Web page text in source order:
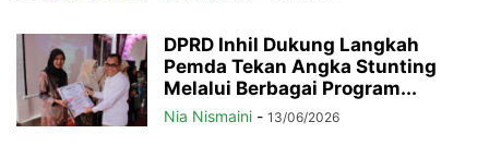
DPRD Inhil Dukung Langkah
Pemda Tekan Angka Stunting
Melalui Berbagai Program...
Nia Nismaini - 13/06/2026